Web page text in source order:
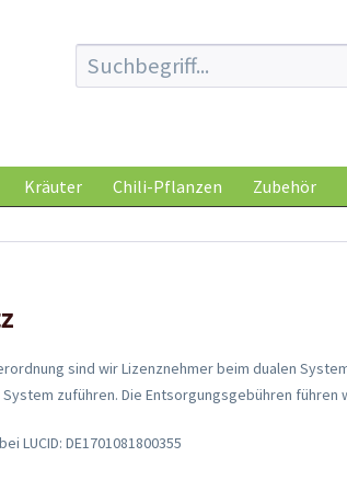
Kräuter Chili-Pflanzen Zubehör
sind wir Lizenznehmer beim dualen
zuführen. Die Entsorgungsgebühren führen
LUCID: DE1701081800355